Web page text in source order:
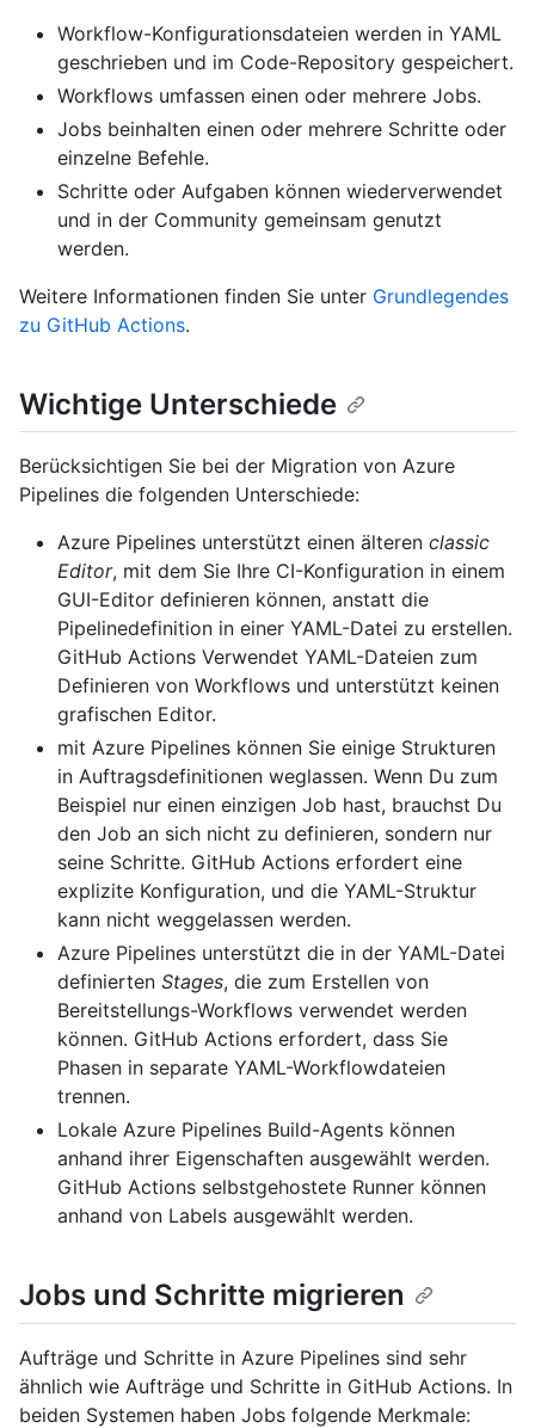
Workflow-Konfigurationsdateien werden in YAML
geschrieben und im Code-Repository gespeichert.
Workflows umfassen einen oder mehrere Jobs.
Jobs beinhalten einen oder mehrere Schritte oder
einzelne Befehle.
Schritte oder Aufgaben können wiederverwendet
und in der Community gemeinsam genutzt
werden.
Weitere Informationen finden Sie unter Grundlegendes
zu GitHub Actions.
Wichtige Unterschiede
Berücksichtigen Sie bei der Migration von Azure
Pipelines die folgenden Unterschiede:
Azure Pipelines unterstützt einen älteren classic
Editor, mit dem Sie Ihre CI-Konfiguration in einem
GUI-Editor definieren können, anstatt die
Pipelinedefinition in einer YAML-Datei zu erstellen.
GitHub Actions Verwendet YAML-Dateien zum
Definieren von Workflows und unterstützt keinen
grafischen Editor.
mit Azure Pipelines können Sie einige Strukturen
in Auftragsdefinitionen weglassen. Wenn Du zum
Beispiel nur einen einzigen Job hast, brauchst Du
den Job an sich nicht zu definieren, sondern nur
seine Schritte. GitHub Actions erfordert eine
explizite Konfiguration, und die YAML-Struktur
kann nicht weggelassen werden.
Azure Pipelines unterstützt die in der YAML-Datei
definierten Stages, die zum Erstellen von
Bereitstellungs-Workflows verwendet werden
können. GitHub Actions erfordert, dass Sie
Phasen in separate YAML-Workflowdateien
trennen.
Lokale Azure Pipelines Build-Agents können
anhand ihrer Eigenschaften ausgewählt werden.
GitHub Actions selbstgehostete Runner können
anhand von Labels ausgewählt werden.
Jobs und Schritte migrieren
Aufträge und Schritte in Azure Pipelines sind sehr
ähnlich wie Aufträge und Schritte in GitHub Actions. In
beiden Systemen haben Jobs folgende Merkmale: